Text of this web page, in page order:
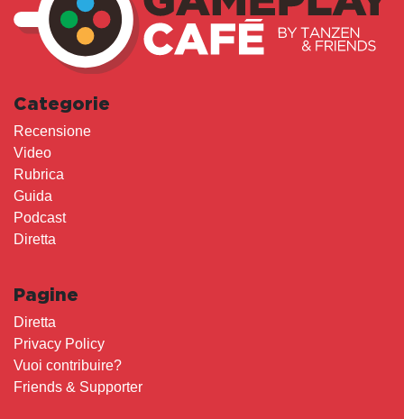
Categorie
Recensione
Video
Rubrica
Guida
Podcast
Diretta
Pagine
Diretta
Privacy Policy
Vuoi contribuire?
Friends & Supporter